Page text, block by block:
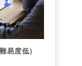
易度低）